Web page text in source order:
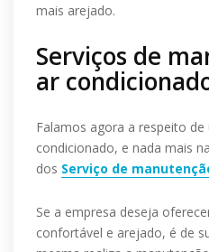
mais arejado.
Serviços de
ar
Falamos agora a respeito
condicionado, e nada mais
dos Serviço de
Se a empresa deseja
confortável e arejado, é de